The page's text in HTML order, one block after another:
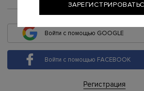
или
Войти с помощью GOOGLE
Войти с помощью FACEBOOK
Регистрация